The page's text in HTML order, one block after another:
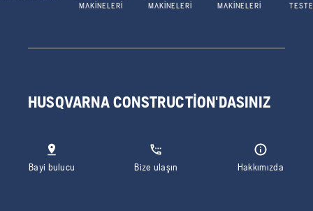
MAKINELERI
MAKINELERI
MAKINELERI
HUSQVARNA CONSTRUCTION'DASINIZ
Bayi bulucu Bize ulaşın Hakkımızda